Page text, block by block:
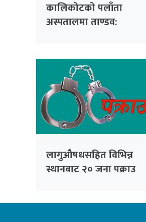
कालिकोटको पलाँता
अस्पतालमा ताण्डव:
पक्राउ
लागुऔषधसहित विभिन्न
स्थानबाट २० जना पक्राउ